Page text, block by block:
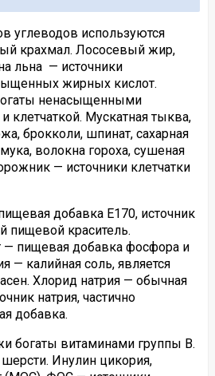
углеводов используются
крахмал. Лососевый жир,
льна — источники
жирных кислот.
ненасыщенными
клетчаткой. Мускатная тыква,
брокколи, шпинат, сахарная
волокна гороха, сушеная
— источники клетчатки
добавка E170, источник
пищевой краситель.
пищевая добавка фосфора и
— калийная соль, является
Хлорид натрия — обычная
натрия, частично
добавка.
богаты витаминами группы В.
Инулин цикория,